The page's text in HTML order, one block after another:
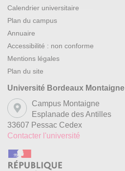
Calendrier universitaire
Plan du campus
Annuaire
Accessibilité : non conforme
Mentions légales
Plan du site
Université Bordeaux Montaigne
Campus Montaigne
Esplanade des Antilles
33607 Pessac Cedex
Contacter l'université